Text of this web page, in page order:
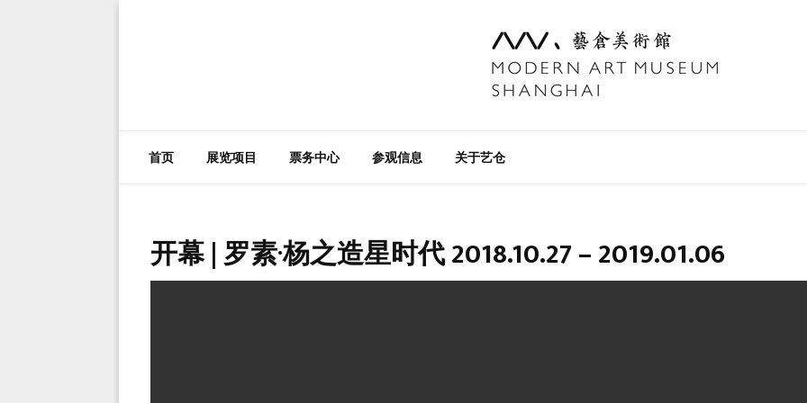
首页 展览项目 票务中心 参观信息 关于艺仓
开幕 | 罗素·杨之造星时代 2018.10.27 – 2019.01.06